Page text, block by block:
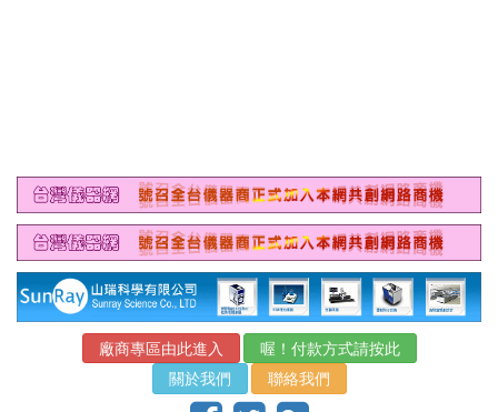
廠商專區由此進入
喔！付款方式請按此
關於我們
聯絡我們